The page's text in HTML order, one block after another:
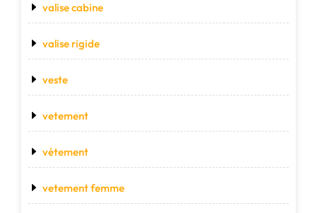
valise cabine
valise rigide
veste
vetement
vétement
vetement femme